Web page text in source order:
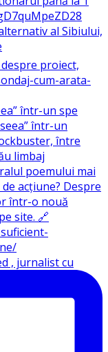
într-un spe
, jurnalist cu